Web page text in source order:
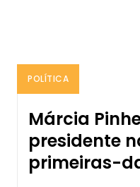
POLÍTICA
Márcia
presidente
primeiras-